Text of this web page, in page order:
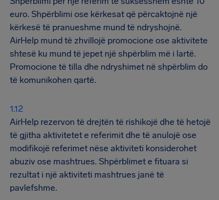
euro. Shpërblimi ose kërkesat që përcaktojnë një
kërkesë të pranueshme mund të ndryshojnë.
AirHelp mund të zhvillojë promocione ose aktivitete
shtesë ku mund të jepet një shpërblim më i lartë.
Promocione të tilla dhe ndryshimet në shpërblim do
të komunikohen qartë.
AirHelp rezervon të drejtën të rishikojë dhe të hetojë
të gjitha aktivitetet e referimit dhe të anulojë ose
modifikojë referimet nëse aktiviteti konsiderohet
abuziv ose mashtrues. Shpërblimet e fituara si
rezultat i një aktiviteti mashtrues janë të
pavlefshme.